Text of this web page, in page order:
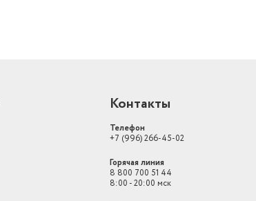
Контакты
Телефон
+7 (996) 266-45-02
Горячая линия
8 800 700 51 44
8:00 - 20:00 мск